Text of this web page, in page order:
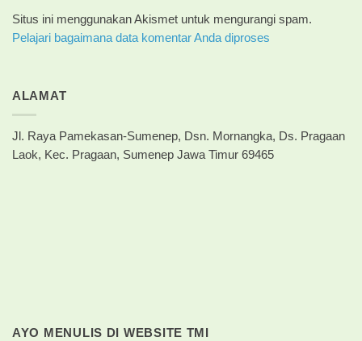
Situs ini menggunakan Akismet untuk mengurangi spam.
Pelajari bagaimana data komentar Anda diproses
ALAMAT
Jl. Raya Pamekasan-Sumenep, Dsn. Mornangka, Ds. Pragaan
Laok, Kec. Pragaan, Sumenep Jawa Timur 69465
AYO MENULIS DI WEBSITE TMI